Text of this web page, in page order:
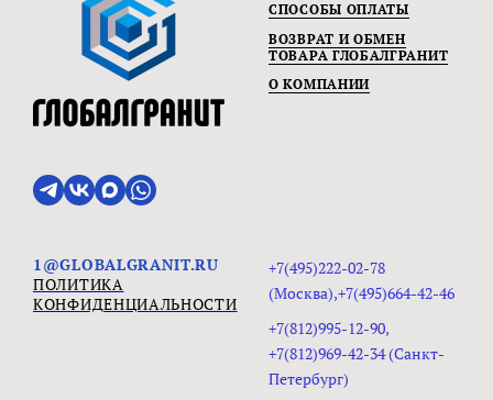
СПОСОБЫ ОПЛАТЫ
ВОЗВРАТ И ОБМЕН
ТОВАРА ГЛОБАЛГРАНИТ
О КОМПАНИИ
1@GLOBALGRANIT.RU
ПОЛИТИКА
КОНФИДЕНЦИАЛЬНОСТИ
+7(495)222-02-78
(Москва),+7(495)664-42-46
+7(812)995-12-90,
+7(812)969-42-34 (Санкт-
Петербург)